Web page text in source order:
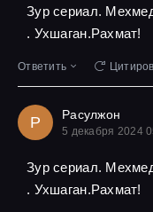
Зур сериал.
. Ухшаган.Рахмат!
Ответить
Р Расулжон
5 декабря 2024
Зур сериал.
. Ухшаган.Рахмат!